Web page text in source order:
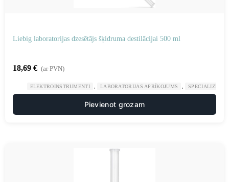
Liebig laboratorijas dzesētājs šķidruma destilācijai 500 ml
18,69 € (ar PVN)
ELEKTROINSTRUMENTI LABORATORIJAS APRĪKOJUMS
Pievienot grozam